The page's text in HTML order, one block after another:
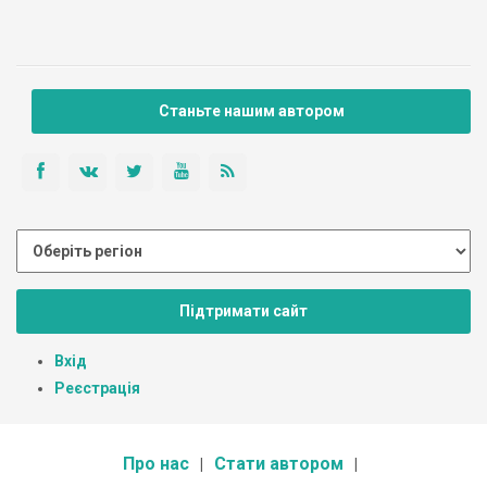
Станьте нашим автором
Підтримати сайт
Вхід
Реєстрація
Про нас Стати автором